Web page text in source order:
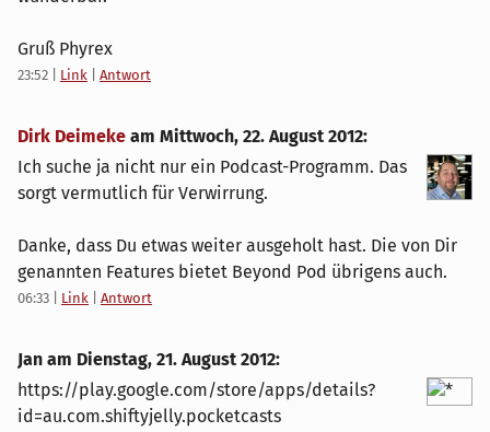
Gruß Phyrex
23:52 Link Antwort
Dirk Deimeke am Mittwoch, 22. August 2012:
Ich suche ja nicht nur ein Podcast-Programm. Das
sorgt vermutlich für Verwirrung.
Danke, dass Du etwas weiter ausgeholt hast. Die von Dir
genannten Features bietet Beyond Pod übrigens auch.
06:33 Link Antwort
Jan am Dienstag, 21. August 2012:
https://play.google.com/store/apps/details?
id=au.com.shiftyjelly.pocketcasts